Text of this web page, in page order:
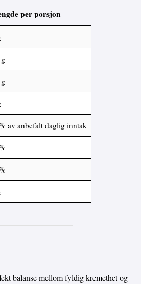
per porsjon
av anbefalt daglig inntak
balanse mellom fyldig kremethet og